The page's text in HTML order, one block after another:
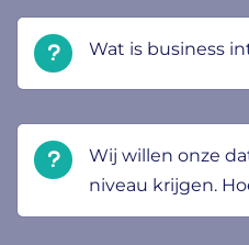
Wat is business
Wij willen onze
niveau krijgen.